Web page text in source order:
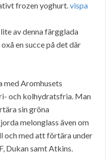
frozen yoghurt.vispa
av denna färgglada
en succe på det där
med Aromhusets
och kolhydratsfria. Man
sin gröna
melonglass även om
och med att förtära under
Dukan samt Atkins.